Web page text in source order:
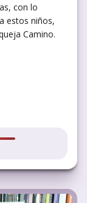
con lo
estos niños,
Camino.